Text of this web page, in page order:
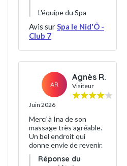
L'équipe du Spa
Avis surSpa le Nid'Ô -
Club 7
AR
Agnès R.
Visiteur
Juin 2026
Merci à Ina de son
massage très agréable.
Un bel endroit qui
donne envie de revenir.
Réponse du